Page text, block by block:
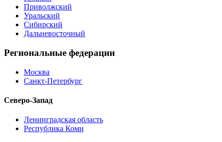
Приволжский
Уральский
Сибирский
Дальневосточный
Региональные федерации
Москва
Санкт-Петербург
Северо-Запад
Ленинградская область
Республика Коми